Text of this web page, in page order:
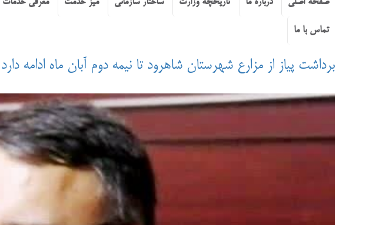
صفحه اصلی درباره ما تاریخچه وزارت ساختار سازمانی میز خدمت معرفی خدمات
تماس با ما
برداشت پیاز از مزارع شهرستان شاهرود تا نیمه دوم آبان ماه ادامه دارد